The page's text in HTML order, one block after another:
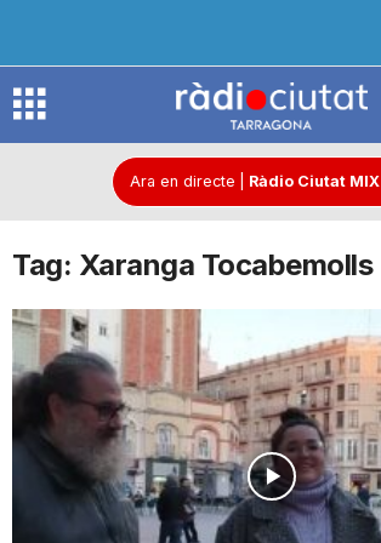
R
d
i
o
Ara en directe Ràdio Ciutat MIX
Tag: Xaranga Tocabemolls